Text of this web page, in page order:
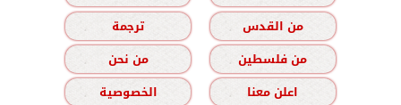
من القدس
ترجمة
من فلسطين
من نحن
اعلن معنا
الخصوصية